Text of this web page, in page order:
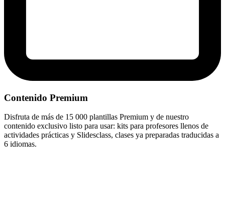
Contenido Premium
Disfruta de más de 15 000 plantillas Premium y de nuestro
contenido exclusivo listo para usar: kits para profesores llenos de
actividades prácticas y Slidesclass, clases ya preparadas traducidas a
6 idiomas.